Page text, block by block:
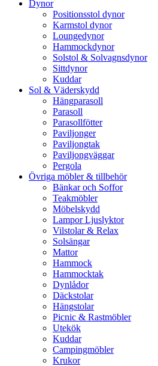
Dynor
Positionsstol dynor
Karmstol dynor
Loungedynor
Hammockdynor
Solstol & Solvagnsdynor
Sittdynor
Kuddar
Sol & Väderskydd
Hängparasoll
Parasoll
Parasollfötter
Paviljonger
Paviljongtak
Paviljongväggar
Pergola
Övriga möbler & tillbehör
Bänkar och Soffor
Teakmöbler
Möbelskydd
Lampor Ljuslyktor
Vilstolar & Relax
Solsängar
Mattor
Hammock
Hammocktak
Dynlådor
Däckstolar
Hängstolar
Picnic & Rastmöbler
Utekök
Kuddar
Campingmöbler
Krukor